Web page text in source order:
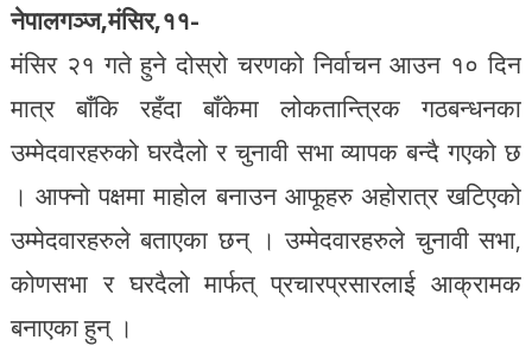
नेपालगञ्ज,मंसिर,११-
मंसिर २१ गते हुने दोस्रो चरणको निर्वाचन आउन १० दिन
मात्र बाँकि रहँदा बाँकेमा लोकतान्त्रिक गठबन्धनका
उम्मेदवारहरुको घरदैलो र चुनावी सभा व्यापक बन्दै गएको छ
। आफ्नो पक्षमा माहोल बनाउन आफूहरु अहोरात्र खटिएको
उम्मेदवारहरुले बताएका छन् । उम्मेदवारहरुले चुनावी सभा,
कोणसभा र घरदैलो मार्फत् प्रचारप्रसारलाई आक्रामक
बनाएका हुन् ।